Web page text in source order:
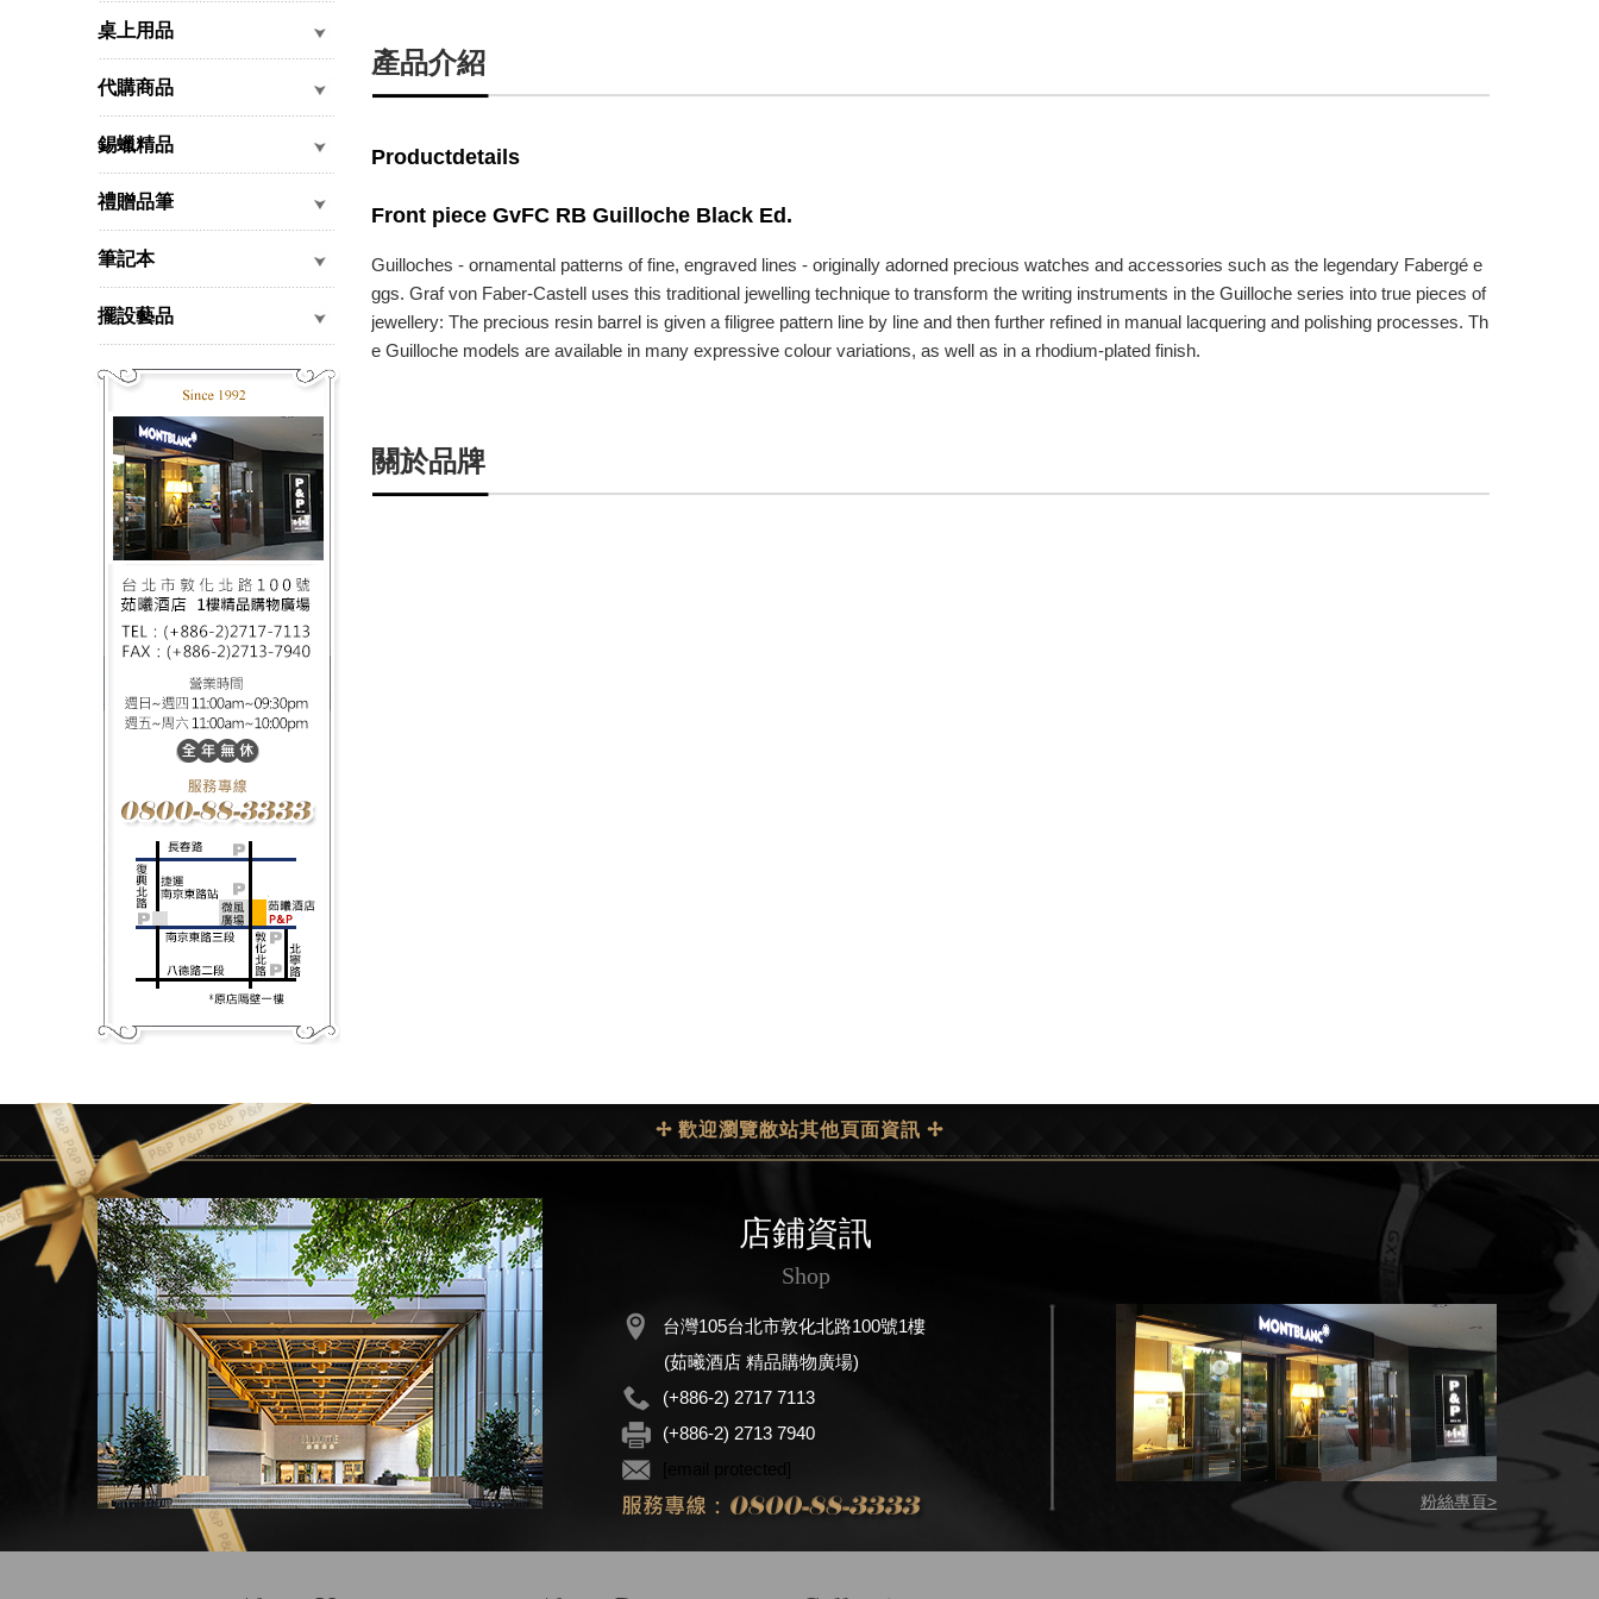
桌上用品
代購商品
錫蠟精品
禮贈品筆
筆記本
擺設藝品
產品介紹
Productdetails
Front piece GvFC RB Guilloche Black Ed.
Guilloches - ornamental patterns of fine, engraved lines - originally adorned precious watches and accessories such as the legendary Fabergé e
ggs. Graf von Faber-Castell uses this traditional jewelling technique to transform the writing instruments in the Guilloche series into true pieces of
jewellery: The precious resin barrel is given a filigree pattern line by line and then further refined in manual lacquering and polishing processes. Th
e Guilloche models are available in many expressive colour variations, as well as in a rhodium-plated finish.
關於品牌
✢ 歡迎瀏覽敝站其他頁面資訊 ✢
店鋪資訊
Shop
台灣105台北市敦化北路100號1樓
(茹曦酒店 精品購物廣場)
(+886-2) 2717 7113
(+886-2) 2713 7940
粉絲專頁>